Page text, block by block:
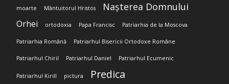
moarte Mântuitorul Hristos Nașterea Domnului
Orhei ortodoxia Papa Francisc Patriarhia de la Moscova
Patriarhia Română Patriarhul Bisericii Ortodoxe Române
Patriarhul Chiril Patriarhul Daniel Patriarhul Ecumenic
Patriarhul Kirill pictura Predica